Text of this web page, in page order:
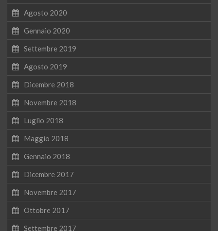
Agosto 2020
Gennaio 2020
Settembre 2019
Agosto 2019
Dicembre 2018
Novembre 2018
Luglio 2018
Maggio 2018
Gennaio 2018
Dicembre 2017
Novembre 2017
Ottobre 2017
Settembre 2017